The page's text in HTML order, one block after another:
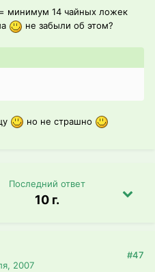
минимум 14 чайных ложек
не забыли об этом?
но не страшно
Последний ответ
10 г.
2007
#47